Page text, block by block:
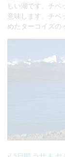
しい湖です。チベ
意味します。チベ
めたターコイズの